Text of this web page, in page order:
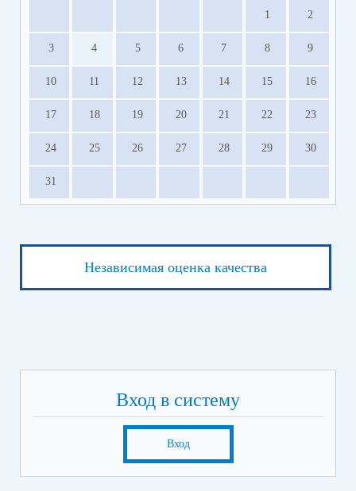
1 2
3 4 5 6 7 8 9
10 11 12 13 14 15 16
17 18 19 20 21 22 23
24 25 26 27 28 29 30
31
Независимая оценка качества
Вход в систему
Вход